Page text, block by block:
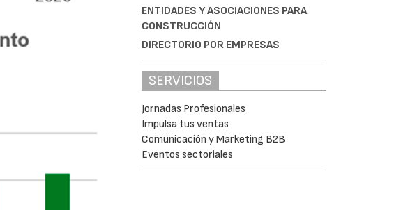
ENTIDADES Y ASOCIACIONES PARA
CONSTRUCCIÓN
DIRECTORIO POR EMPRESAS
SERVICIOS
Jornadas Profesionales
Impulsa tus ventas
Comunicación y Marketing B2B
Eventos sectoriales